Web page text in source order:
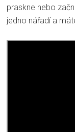
praskne nebo
jedno nářadí a